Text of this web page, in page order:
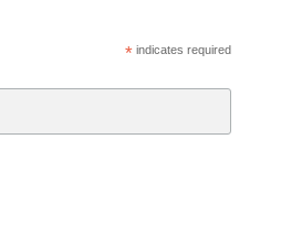
*indicates required